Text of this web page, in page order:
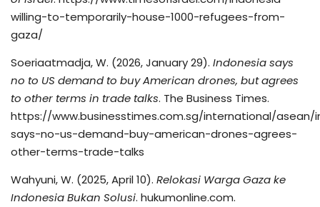
willing-to-temporarily-house-1000-refugees-from-
gaza/
Soeriaatmadja, W. (2026, January 29). Indonesia says
no to US demand to buy American drones, but agrees
to other terms in trade talks. The Business Times.
https://www.businesstimes.com.sg/international/asean/
says-no-us-demand-buy-american-drones-agrees-
other-terms-trade-talks
Wahyuni, W. (2025, April 10). Relokasi Warga Gaza ke
Indonesia Bukan Solusi. hukumonline.com.